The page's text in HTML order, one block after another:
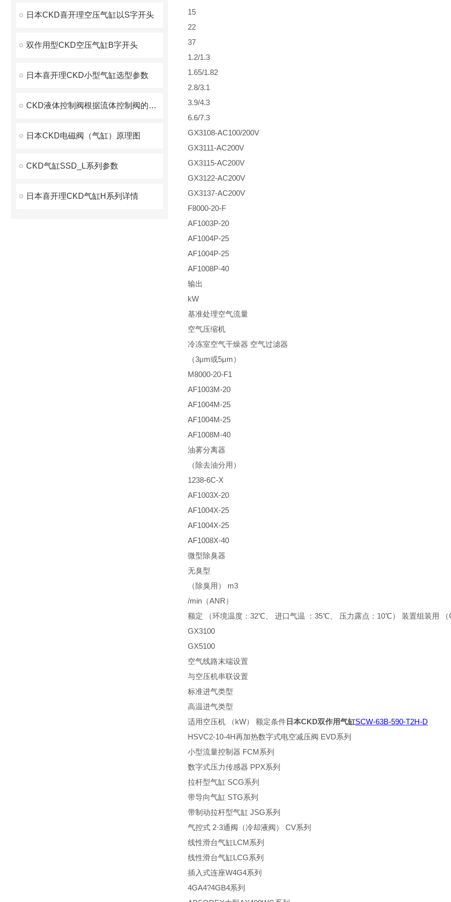
日本CKD喜开理空压气缸以S字开头
双作用型CKD空压气缸B字开头
日本喜开理CKD小型气缸选型参数
CKD液体控制阀根据流体控制阀的种类和特点
日本CKD电磁阀（气缸）原理图
CKD气缸SSD_L系列参数
日本喜开理CKD气缸H系列详情
15
22
37
1.2/1.3
1.65/1.82
2.8/3.1
3.9/4.3
6.6/7.3
GX3108-AC100/200V
GX3111-AC200V
GX3115-AC200V
GX3122-AC200V
GX3137-AC200V
F8000-20-F
AF1003P-20
AF1004P-25
AF1004P-25
AF1008P-40
输出
kW
基准处理空气流量
空气压缩机
冷冻室空气干燥器 空气过滤器
（3μm或5μm）
M8000-20-F1
AF1003M-20
AF1004M-25
AF1004M-25
AF1008M-40
油雾分离器
（除去油分用）
1238-6C-X
AF1003X-20
AF1004X-25
AF1004X-25
AF1008X-40
微型除臭器
无臭型
（除臭用） m3
/min（ANR）
额定 （环境温度：32℃、 进口气温 ：35℃、 压力露点：10℃） 装置组装用 （
GX3100
GX5100
空气线路末端设置
与空压机串联设置
标准进气类型
高温进气类型
适用空压机 （kW） 额定条件 日本CKD双作用气缸SCW-63B-590-T2H-D
HSVC2-10-4H再加热数字式电空减压阀 EVD系列
小型流量控制器 FCM系列
数字式压力传感器 PPX系列
拉杆型气缸 SCG系列
带导向气缸 STG系列
带制动拉杆型气缸 JSG系列
气控式 2·3通阀（冷却液阀） CV系列
线性滑台气缸LCM系列
线性滑台气缸LCG系列
插入式连座W4G4系列
4GA4?4GB4系列